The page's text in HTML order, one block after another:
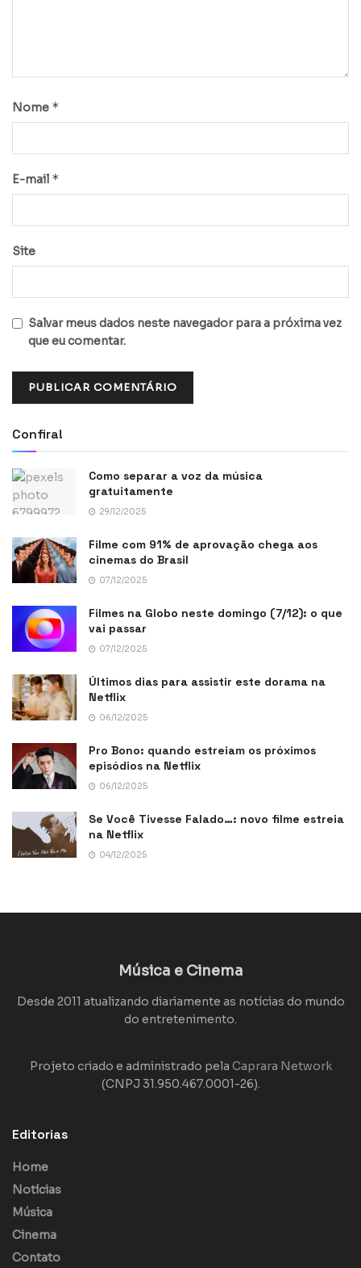
Nome *
E-mail *
Site
Salvar meus dados neste navegador para a próxima vez
que eu comentar.
Confira!
Como separar a voz da música
gratuitamente
29/12/2025
Filme com 91% de aprovação chega aos
cinemas do Brasil
07/12/2025
Filmes na Globo neste domingo (7/12): o que
vai passar
07/12/2025
Últimos dias para assistir este dorama na
Netflix
06/12/2025
Pro Bono: quando estreiam os próximos
episódios na Netflix
06/12/2025
Se Você Tivesse Falado…: novo filme estreia
na Netflix
04/12/2025
Música e Cinema
Desde 2011 atualizando diariamente as notícias do mundo
do entretenimento.
Projeto criado e administrado pela Caprara Network
(CNPJ 31.950.467.0001-26).
Editorias
Home
Notícias
Música
Cinema
Contato